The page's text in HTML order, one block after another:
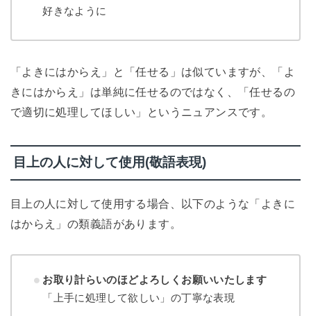
好きなように
「よきにはからえ」と「任せる」は似ていますが、「よ
きにはからえ」は単純に任せるのではなく、「任せるの
で適切に処理してほしい」というニュアンスです。
目上の人に対して使用(敬語表現)
目上の人に対して使用する場合、以下のような「よきに
はからえ」の類義語があります。
お取り計らいのほどよろしくお願いいたします
「上手に処理して欲しい」の丁寧な表現